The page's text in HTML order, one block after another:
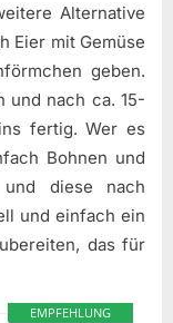
Alternative
Eier mit Gemüse
geben.
und nach ca. 15-
fertig. Wer es
Bohnen und
diese nach
und einfach ein
das für
EMPFEHLUNG